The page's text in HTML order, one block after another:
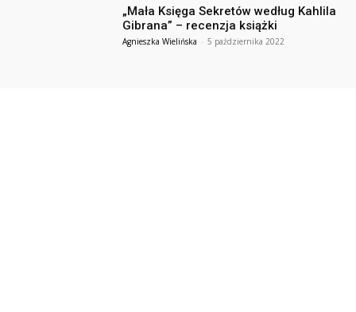
„Mała Księga Sekretów według Kahlila
Gibrana” – recenzja książki
Agnieszka Wielińska - 5 października 2022